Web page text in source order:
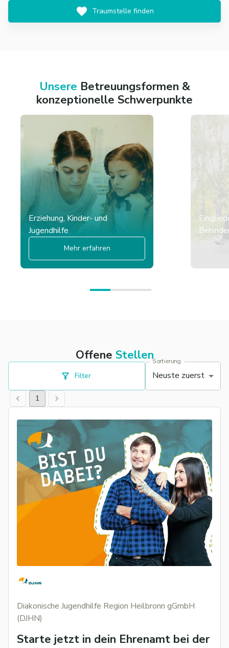
Traumstelle finden
Unsere Betreuungsformen &
konzeptionelle Schwerpunkte
Erziehung, Kinder- und
Jugendhilfe
Mehr erfahren
Offene Stellen
Filter
Sortierung
Neuste zuerst
1
Diakonische Jugendhilfe Region Heilbronn gGmbH
(DJHN)
Starte jetzt in dein Ehrenamt bei der